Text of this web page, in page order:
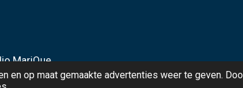
en op maat gemaakte advertenties weer te geven.
MariQue